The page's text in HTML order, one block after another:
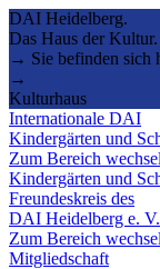
DAI Heidelberg.
Das Haus der Kultur.
→ Sie befinden sich
→
Kulturhaus
Internationale DAI
Kindergärten und
Zum Bereich
Kindergärten und
Freundeskreis des
DAI Heidelberg e.
Zum Bereich
Mitgliedschaft